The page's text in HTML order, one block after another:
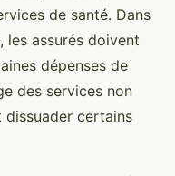
de santé. Dans
les assurés doivent
dépenses de
des services non
dissuader certains